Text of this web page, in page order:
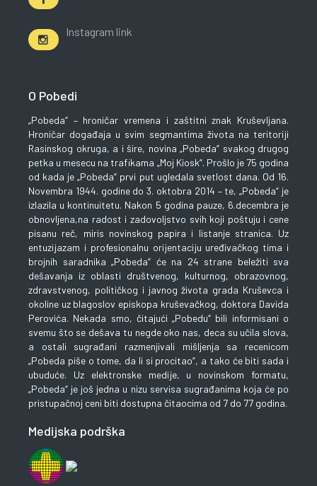
Instagram link
O Pobedi
„Pobeda“ – hroničar vremena i zaštitni znak Kruševljana.
Hroničar događaja u svim segmantima života na teritoriji
Rasinskog okruga, a i šire, novina „Pobeda“ svakog drugog
petka u mesecu na trafikama „Moj Kiosk“. Prošlo je 75 godina
od kada je „Pobeda“ prvi put ugledala svetlost dana. Od 16.
Novembra 1944. godine do 3. oktobra 2014 – te, „Pobeda“ je
izlazila u kontinuitetu. Nakon 5 godina pauze, 6.decembra je
obnovljena,na radost i zadovoljstvo svih koji poštuju i cene
pisanu reč, miris novinskog papira i listanje stranica. Uz
entuzijazam i profesionalnu orijentaciju uređivačkog tima i
brojnih saradnika „Pobeda“ će na 24 strane beležiti sva
dešavanja iz oblasti društvenog, kulturnog, obrazovnog,
zdravstvenog, političkog i javnog života grada Kruševca i
okoline uz blagoslov episkopa kruševačkog, doktora Davida
Perovića. Nekada smo, čitajući „Pobedu“ bili informisani o
svemu što se dešava tu negde oko nas, deca su učila slova,
a ostali sugrađani razmenjivali mišljenja sa recenicom
„Pobeda piše o tome, da li si procitao“, a tako će biti sada i
ubuduće. Uz elektronske medije, u novinskom formatu,
„Pobeda“ je još jedna u nizu servisa sugrađanima koja će po
pristupačnoj ceni biti dostupna čitaocima od 7 do 77 godina.
Medijska podrška